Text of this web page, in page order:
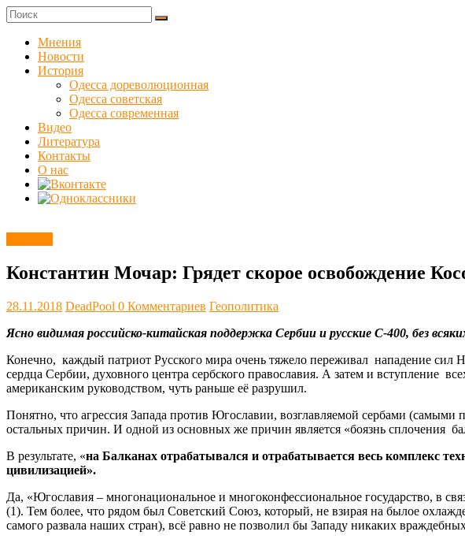
Skip
to
content
Куликовец
Сайт
одесского
сопротивления
Мнения
Новости
История
Одесса дореволюционная
Одесса советская
Одесса современная
Видео
Литература
Контакты
О нас
Константин Мочар: Грядет скорое освобождение
28.11.2018 DeadPool 0 Комментариев Геополитика
Ясно видимая российско-китайская поддержка Сербии и русские С-400, без
Конечно, каждый патриот Русского мира очень тяжело переживал нападение
сердца Сербии, духовного центра сербского православия. А затем и
американским руководством, чуть раньше её разрушил.
Понятно, что агрессия Запада против Югославии, возглавляемой сербами
остальных причин. И одной из основных же причин является «боязнь сплочения
В результате, «на Балканах отрабатывался и отрабатывается весь комплекс
цивилизацией».
Да, «Югославия – многонациональное и многоконфессиональное государство, в
(1). Тем более, что рядом был Советский Союз, который, не взирая на былое
самого развала наших стран), всё равно не позволил бы Западу никаких